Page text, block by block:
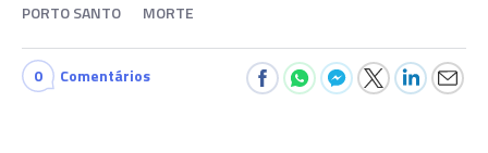
PORTO SANTO MORTE
0 Comentários